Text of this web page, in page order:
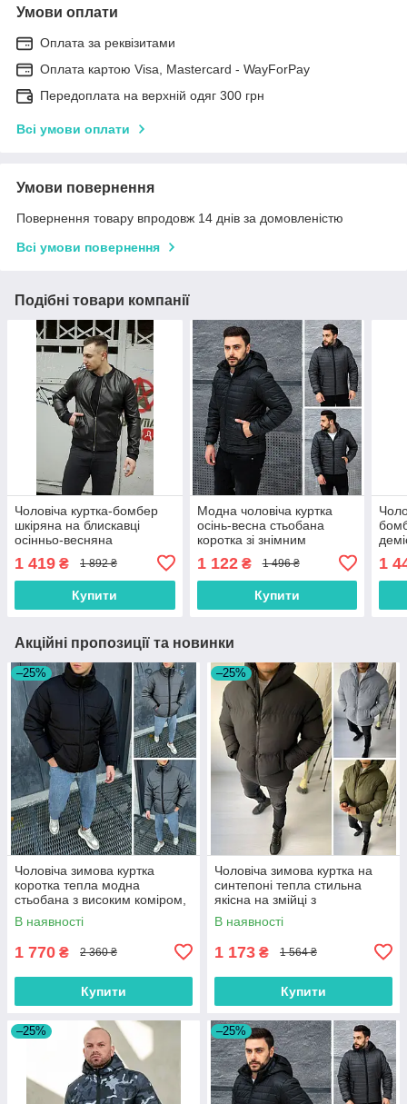
Умови оплати
Оплата за реквізитами
Оплата картою Visa, Mastercard - WayForPay
Передоплата на верхній одяг 300 грн
Всі умови оплати
Умови повернення
Повернення товару впродовж 14 днів за домовленістю
Всі умови повернення
Подібні товари компанії
Чоловіча куртка-бомбер
шкіряна на блискавці
осінньо-весняна
розмір S, M, L, XL
1 419 ₴ 1 892 ₴
Купити
Модна чоловіча куртка
осінь-весна стьобана
коротка зі знімним
капюшоном, чорна, сіра,
розмір S, M, L, XL
1 122₴ 1 496 ₴
Купити
M,
1
Акційні пропозиції та новинки
–25%
Чоловіча зимова куртка
коротка тепла модна
стьобана з високим коміром,
чорна, сіра, розмір S, M, L,
XL
В наявності
1 770 ₴ 2 360 ₴
Купити
–25%
Чоловіча зимова куртка на
синтепоні тепла стильна
якісна на змійці з
капюшоном, чорна, сіра, хакі
В наявності
1 173 ₴ 1 564 ₴
Купити
–25% –25%